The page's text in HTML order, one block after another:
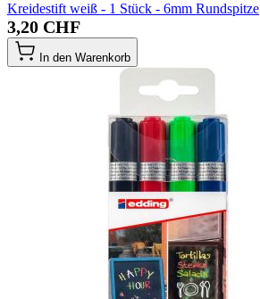
Kreidestift weiß - 1 Stück - 6mm Rundspitze
3,20 CHF
In den Warenkorb